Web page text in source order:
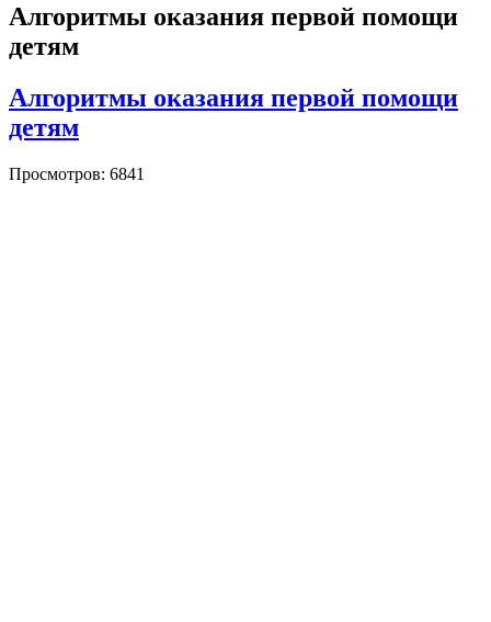
Алгоритмы оказания первой помощи
детям
Алгоритмы оказания первой помощи
детям
Просмотров: 6841